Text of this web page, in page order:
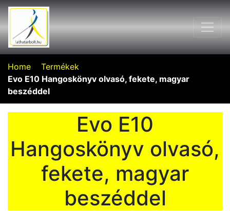
Home
Termékek
Evo E10 Hangoskönyv olvasó, fekete, magyar
beszéddel
Evo E10
Hangoskönyv olvasó,
fekete, magyar
beszéddel